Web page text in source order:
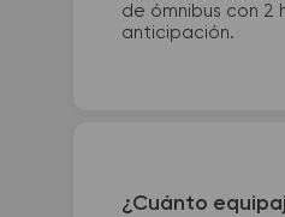
de ómnibus con 2
anticipación.
¿Cuánto